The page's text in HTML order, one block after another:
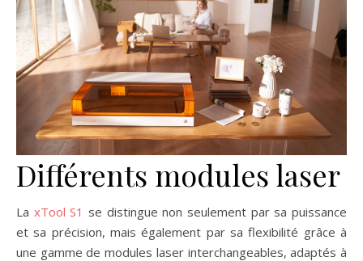
Différents modules laser
La xTool S1 se distingue non seulement par sa puissance
et sa précision, mais également par sa flexibilité grâce à
une gamme de modules laser interchangeables, adaptés à